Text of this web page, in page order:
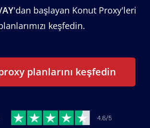
'dan başlayan Konut Proxy'leri
keşfedin.
planlarını keşfedin